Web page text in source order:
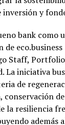
inversión y
bank como
eco.business
Staff,
La iniciativa
de
conservación
la resiliencia
además